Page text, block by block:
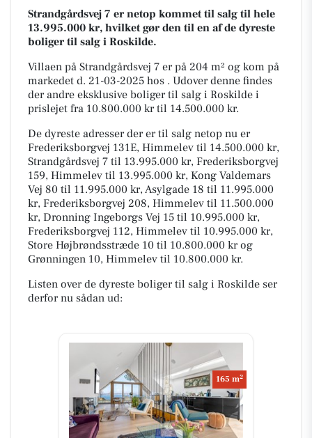
Strandgårdsvej 7 er netop kommet til salg til hele
13.995.000 kr, hvilket gør den til en af de dyreste
boliger til salg i Roskilde.
Villaen på Strandgårdsvej 7 er på 204 m² og kom på
markedet d. 21-03-2025 hos . Udover denne findes
der andre eksklusive boliger til salg i Roskilde i
prislejet fra 10.800.000 kr til 14.500.000 kr.
De dyreste adresser der er til salg netop nu er
Frederiksborgvej 131E, Himmelev til 14.500.000 kr,
Strandgårdsvej 7 til 13.995.000 kr, Frederiksborgvej
159, Himmelev til 13.995.000 kr, Kong Valdemars
Vej 80 til 11.995.000 kr, Asylgade 18 til 11.995.000
kr, Frederiksborgvej 208, Himmelev til 11.500.000
kr, Dronning Ingeborgs Vej 15 til 10.995.000 kr,
Frederiksborgvej 112, Himmelev til 10.995.000 kr,
Store Højbrøndsstræde 10 til 10.800.000 kr og
Grønningen 10, Himmelev til 10.800.000 kr.
Listen over de dyreste boliger til salg i Roskilde ser
derfor nu sådan ud:
165 m2